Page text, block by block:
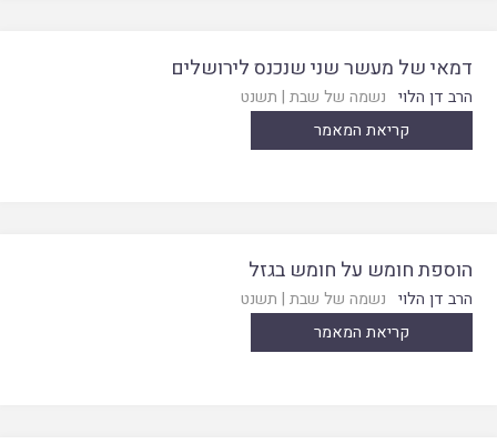
דמאי של מעשר שני שנכנס לירושלים
הרב דן הלוי נשמה של שבת | תשנט
קריאת המאמר
הוספת חומש על חומש בגזל
הרב דן הלוי נשמה של שבת | תשנט
קריאת המאמר